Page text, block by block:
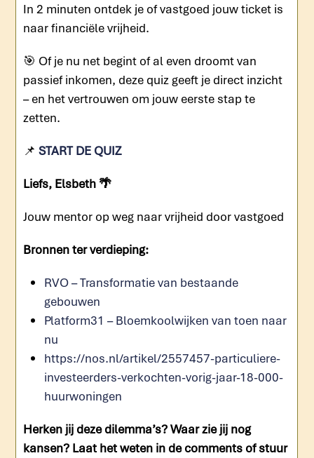
In 2 minuten ontdek je of vastgoed jouw ticket is
naar financiële vrijheid.
🎯 Of je nu net begint of al even droomt van
passief inkomen, deze quiz geeft je direct inzicht
– en het vertrouwen om jouw eerste stap te
zetten.
📌START DE QUIZ
Liefs, Elsbeth 🌴
Jouw mentor op weg naar vrijheid door vastgoed
Bronnen ter verdieping:
RVO – Transformatie van bestaande
gebouwen
Platform31 – Bloemkoolwijken van toen naar
nu
https://nos.nl/artikel/2557457-particuliere-
investeerders-verkochten-vorig-jaar-18-000-
huurwoningen
Herken jij deze dilemma’s? Waar zie jij nog
kansen? Laat het weten in de comments of stuur